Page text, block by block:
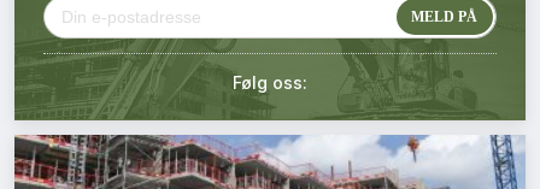
Kontakt oss
Login
Følg oss: